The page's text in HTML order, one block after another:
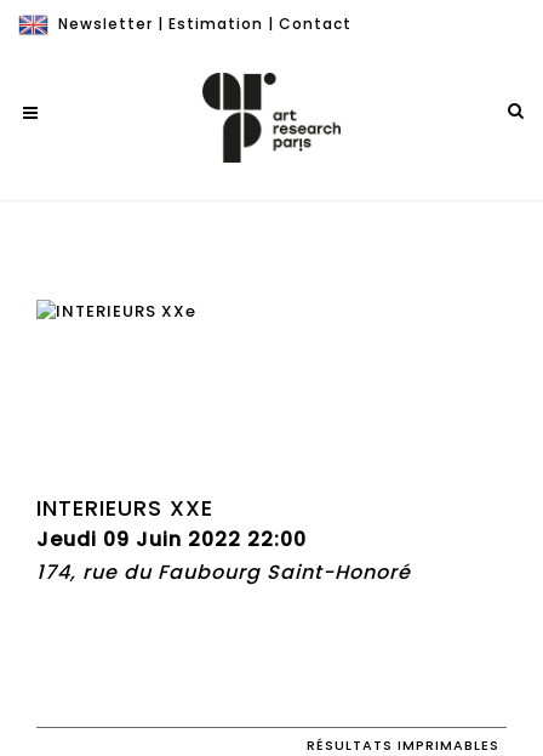
Newsletter | Estimation | Contact
INTERIEURS XXE
Jeudi 09 Juin 2022 22:00
174, rue du Faubourg Saint-Honoré
RÉSULTATS IMPRIMABLES